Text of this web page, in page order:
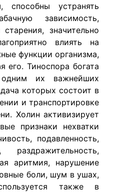
способны устранять
зависимость,
значительно
влиять на
функции организма,
Тиноспора богата
их важнейших
которых состоит в
и транспортировке
Холин активизирует
признаки нехватки
подавленность,
аритмия, нарушение
боли, шум в ушах,
также в